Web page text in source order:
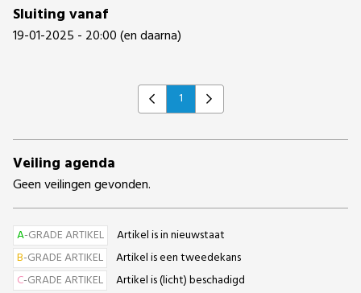
Sluiting vanaf
19-01-2025 - 20:00 (en daarna)
Previous
1 Next
Veiling agenda
Geen veilingen gevonden.
A-GRADE ARTIKEL
Artikel is in nieuwstaat
B-GRADE ARTIKEL
Artikel is een tweedekans
C-GRADE ARTIKEL
Artikel is (licht) beschadigd